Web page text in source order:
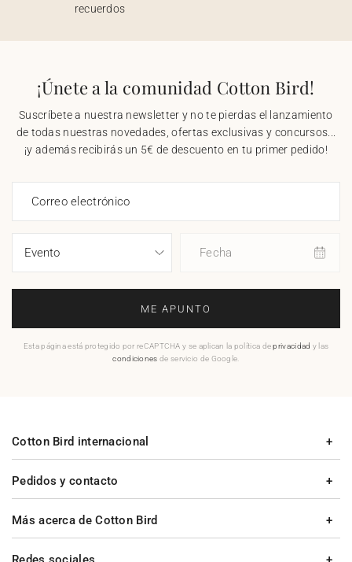
recuerdos
¡Únete a la comunidad Cotton Bird!
Suscríbete a nuestra newsletter y no te pierdas el lanzamiento
de todas nuestras novedades, ofertas exclusivas y concursos...
¡y además recibirás un 5€ de descuento en tu primer pedido!
Correo electrónico
Fecha
ME APUNTO
Esta página está protegido por reCAPTCHA y se aplican la política deprivacidad y las
condiciones de servicio de Google.
Pedidos y contacto
Más acerca de Cotton Bird
Cotton Bird internacional